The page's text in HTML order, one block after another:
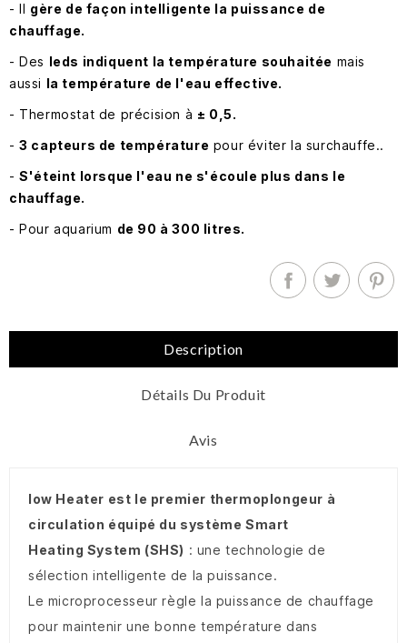
- Il gère de façon intelligente la puissance de
chauffage.
- Des leds indiquent la température souhaitée mais
aussi la température de l'eau effective.
- Thermostat de précision à ± 0,5.
-3 capteurs de température pour éviter la surchauffe..
-S'éteint lorsque l'eau ne s'écoule plus dans le
chauffage.
- Pour aquarium de 90 à 300 litres.
Description
Détails Du Produit
Avis
low Heater est le premier thermoplongeur à
circulation équipé du systèmeSmart
Heating System (SHS) : une technologie de
sélection intelligente de la puissance.
Le microprocesseur règle la puissance de chauffage
pour maintenir une bonne température dans